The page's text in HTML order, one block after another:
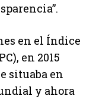
en el Índice
en 2015
situaba en
y ahora